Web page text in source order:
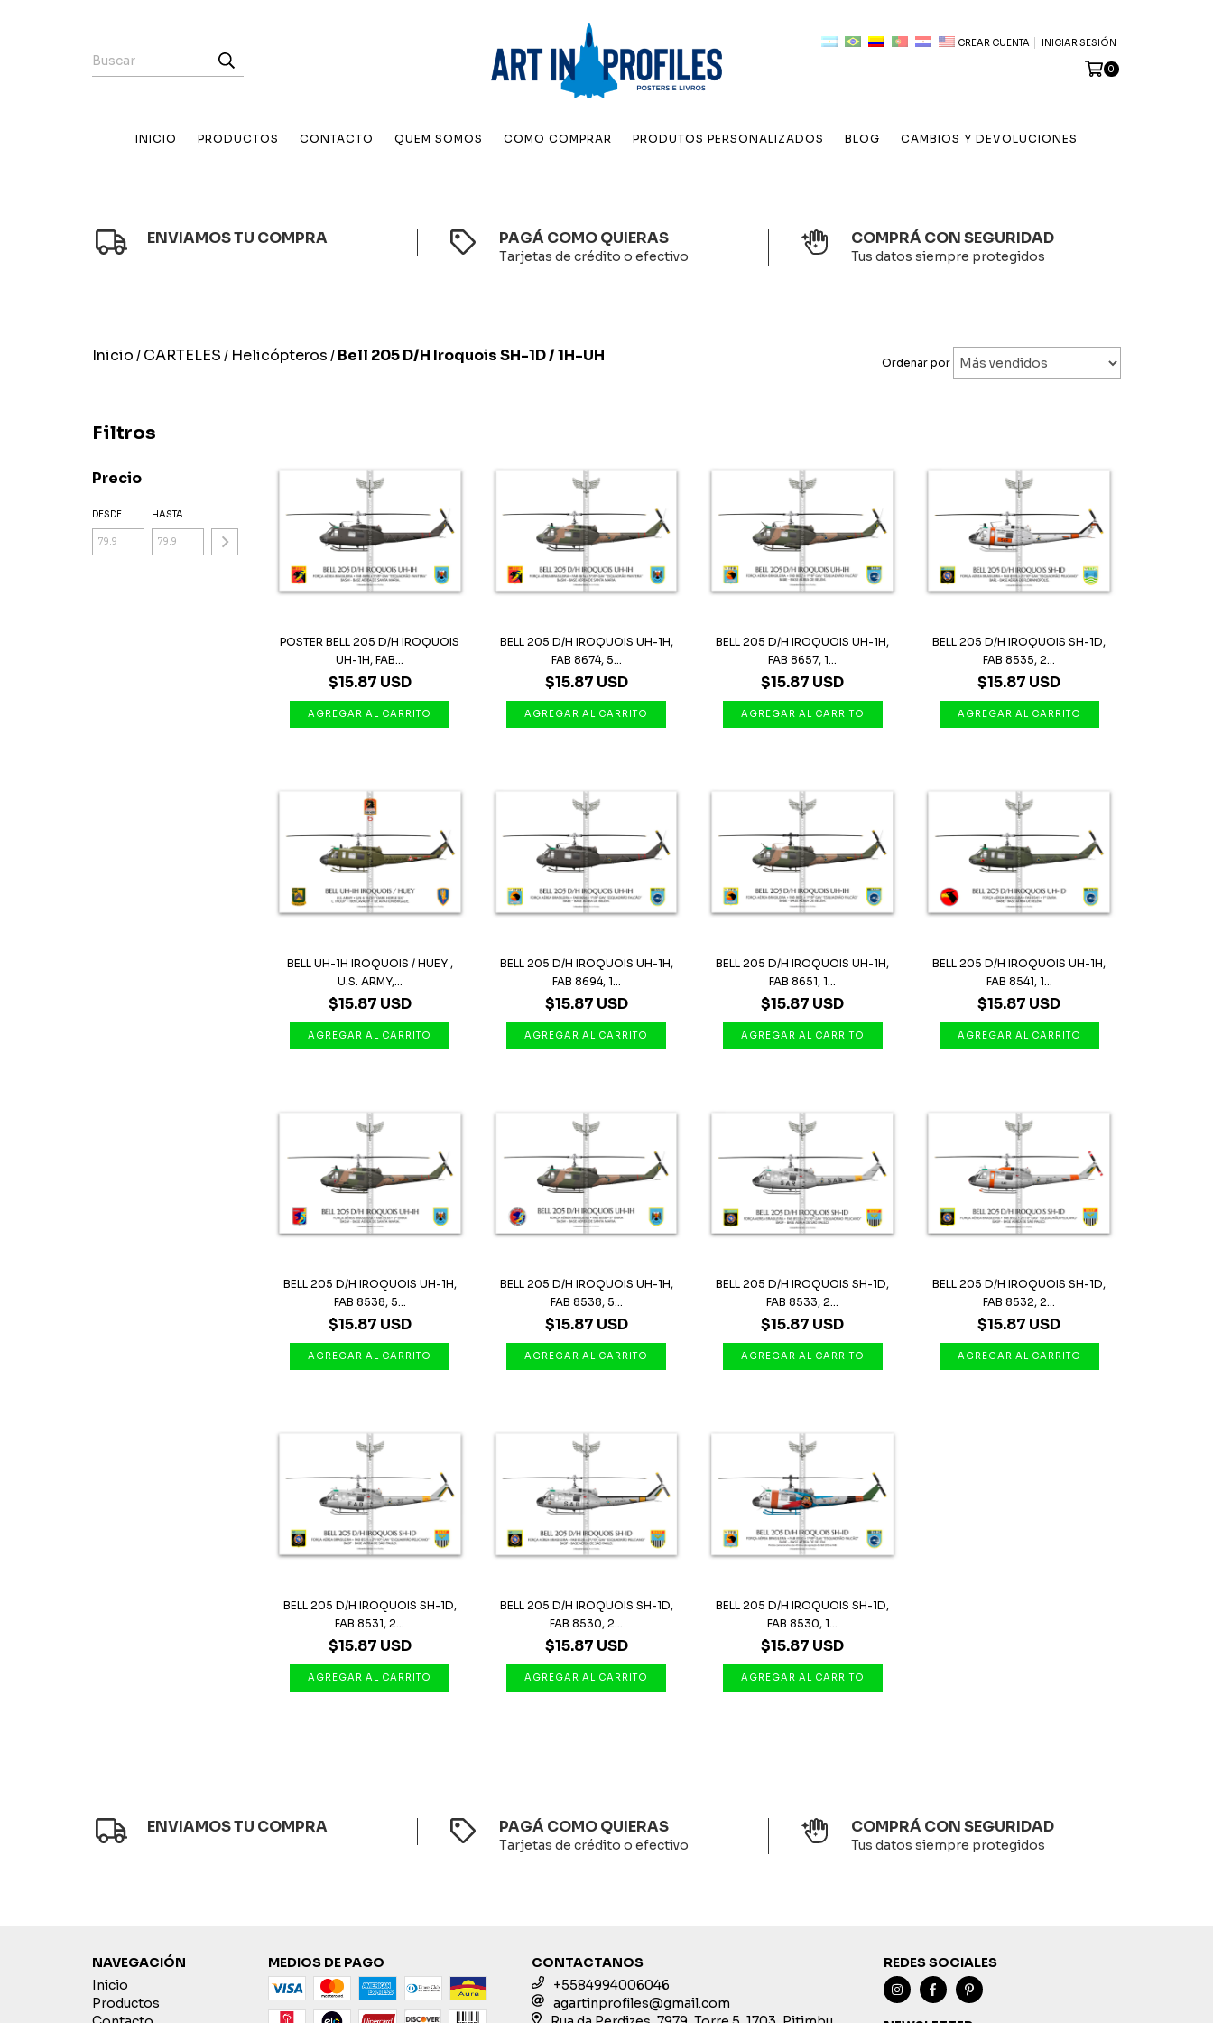
CREAR CUENTA INICIAR SESIÓN
0
INICIO PRODUCTOS CONTACTO QUEM SOMOS COMO COMPRAR PRODUTOS PERSONALIZADOS BLOG CAMBIOS Y DEVOLUCIONES
ENVIAMOS TU COMPRA PAGÁ COMO QUIERAS
Tarjetas de crédito o efectivo
COMPRÁ CON SEGURIDAD
Tus datos siempre protegidos
Inicio / CARTELES / Helicópteros / Bell 205 D/H Iroquois SH-1D / 1H-UH Ordenar por
Filtros
Precio
DESDE HASTA
POSTER BELL 205 D/H IROQUOIS
UH-1H, FAB...
$15.87 USD
BELL 205 D/H IROQUOIS UH-1H,
FAB 8674, 5...
$15.87 USD
BELL 205 D/H IROQUOIS UH-1H,
FAB 8657, 1...
$15.87 USD
BELL 205 D/H IROQUOIS SH-1D,
FAB 8535, 2...
$15.87 USD
BELL UH-1H IROQUOIS / HUEY ,
U.S. ARMY,...
$15.87 USD
BELL 205 D/H IROQUOIS UH-1H,
FAB 8694, 1...
$15.87 USD
BELL 205 D/H IROQUOIS UH-1H,
FAB 8651, 1...
$15.87 USD
BELL 205 D/H IROQUOIS UH-1H,
FAB 8541, 1...
$15.87 USD
BELL 205 D/H IROQUOIS UH-1H,
FAB 8538, 5...
$15.87 USD
BELL 205 D/H IROQUOIS UH-1H,
FAB 8538, 5...
$15.87 USD
BELL 205 D/H IROQUOIS SH-1D,
FAB 8533, 2...
$15.87 USD
BELL 205 D/H IROQUOIS SH-1D,
FAB 8532, 2...
$15.87 USD
BELL 205 D/H IROQUOIS SH-1D,
FAB 8531, 2...
$15.87 USD
BELL 205 D/H IROQUOIS SH-1D,
FAB 8530, 2...
$15.87 USD
BELL 205 D/H IROQUOIS SH-1D,
FAB 8530, 1...
$15.87 USD
ENVIAMOS TU COMPRA PAGÁ COMO QUIERAS
Tarjetas de crédito o efectivo
COMPRÁ CON SEGURIDAD
Tus datos siempre protegidos
NAVEGACIÓN
Inicio
Productos
MEDIOS DE PAGO
CONTACTANOS
+5584994006046
agartinprofiles@gmail.com
REDES SOCIALES